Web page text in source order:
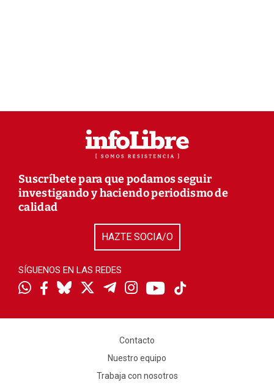
Suscríbete para que podamos seguir
investigando y haciendo periodismo de
calidad
HAZTE SOCIA/O
SÍGUENOS EN LAS REDES
Contacto
Nuestro equipo
Trabaja con nosotros